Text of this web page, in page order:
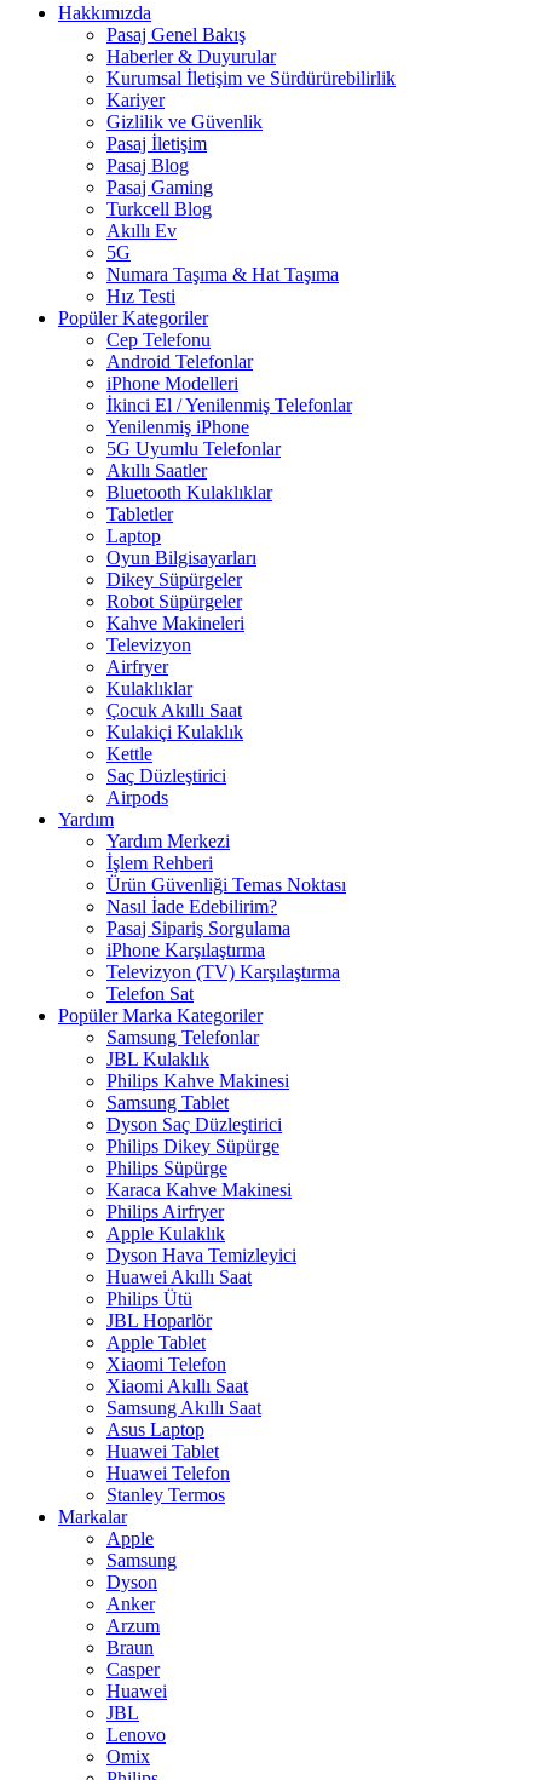
Hakkımızda
Pasaj Genel Bakış
Haberler & Duyurular
Kurumsal İletişim ve Sürdürürebilirlik
Kariyer
Gizlilik ve Güvenlik
Pasaj İletişim
Pasaj Blog
Pasaj Gaming
Turkcell Blog
Akıllı Ev
5G
Numara Taşıma & Hat Taşıma
Hız Testi
Popüler Kategoriler
Cep Telefonu
Android Telefonlar
iPhone Modelleri
İkinci El / Yenilenmiş Telefonlar
Yenilenmiş iPhone
5G Uyumlu Telefonlar
Akıllı Saatler
Bluetooth Kulaklıklar
Tabletler
Laptop
Oyun Bilgisayarları
Dikey Süpürgeler
Robot Süpürgeler
Kahve Makineleri
Televizyon
Airfryer
Kulaklıklar
Çocuk Akıllı Saat
Kulakiçi Kulaklık
Kettle
Saç Düzleştirici
Airpods
Yardım
Yardım Merkezi
İşlem Rehberi
Ürün Güvenliği Temas Noktası
Nasıl İade Edebilirim?
Pasaj Sipariş Sorgulama
iPhone Karşılaştırma
Televizyon (TV) Karşılaştırma
Telefon Sat
Popüler Marka Kategoriler
Samsung Telefonlar
JBL Kulaklık
Philips Kahve Makinesi
Samsung Tablet
Dyson Saç Düzleştirici
Philips Dikey Süpürge
Philips Süpürge
Karaca Kahve Makinesi
Philips Airfryer
Apple Kulaklık
Dyson Hava Temizleyici
Huawei Akıllı Saat
Philips Ütü
JBL Hoparlör
Apple Tablet
Xiaomi Telefon
Xiaomi Akıllı Saat
Samsung Akıllı Saat
Asus Laptop
Huawei Tablet
Huawei Telefon
Stanley Termos
Markalar
Apple
Samsung
Dyson
Anker
Arzum
Braun
Casper
Huawei
JBL
Lenovo
Omix